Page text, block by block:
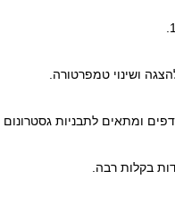
ושינוי טמפרטורה.
ומתאים לתבניות גסטרונום 1/1.
בקלות רבה.